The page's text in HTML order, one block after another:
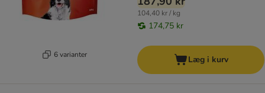
6 varianter
104,40 kr / kg
174,75 kr
Læg i kurv